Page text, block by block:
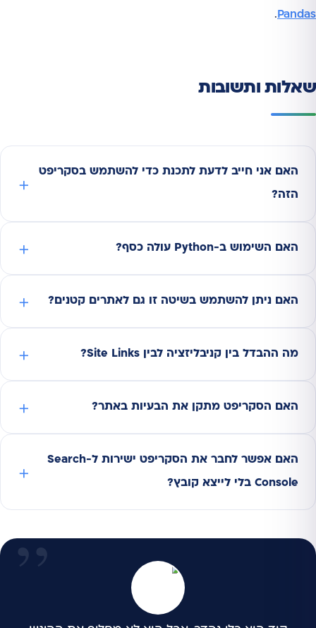
Pandas
.
שאלות ותשובות
האם אני חייב לדעת לתכנת כדי להשתמש בסקריפט
הזה?
האם השימוש ב-Python עולה כסף?
האם ניתן להשתמש בשיטה זו גם לאתרים קטנים?
מה ההבדל בין קניבליזציה לבין Site Links?
האם הסקריפט מתקן את הבעיות באתר?
האם אפשר לחבר את הסקריפט ישירות ל-Search
Console בלי לייצא קובץ?